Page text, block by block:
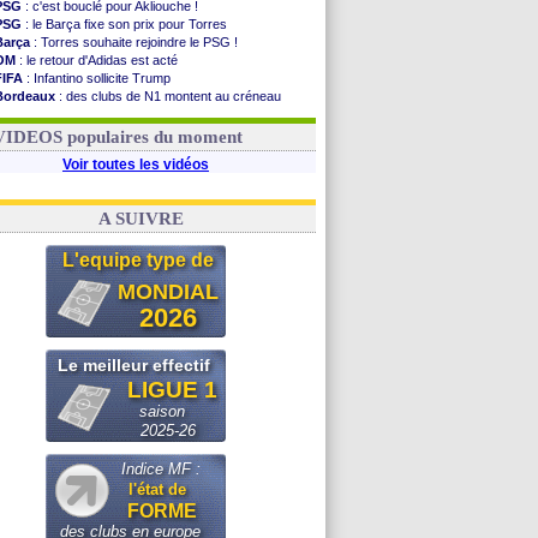
: c'est bouclé pour Akliouche !
: le Barça fixe son prix pour Torres
: Torres souhaite rejoindre le PSG !
: le retour d'Adidas est acté
: Infantino sollicite Trump
: des clubs de N1 montent au créneau
: le démenti de Leipzig pour Diomandé
populaires du moment
Voir toutes les vidéos
A SUIVRE
L'equipe type de
MONDIAL
2026
Le meilleur effectif
LIGUE 1
saison
2025-26
Indice MF :
l'état de
FORME
des clubs en europe